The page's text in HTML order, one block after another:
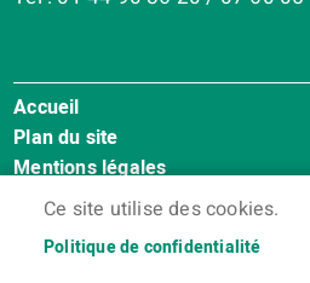
Ce site utilise des cookies.
Politique de confidentialité
Menu
Pied
de
page
Accueil
Plan du site
Mentions légales
Accessibilité : Non conforme
Contact